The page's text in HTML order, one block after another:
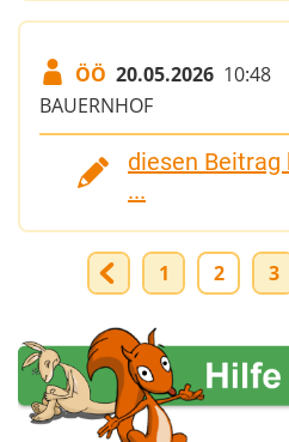
ÖÖ 20.05.2026 10:48
BAUERNHOF
diesen
...
1 2 3